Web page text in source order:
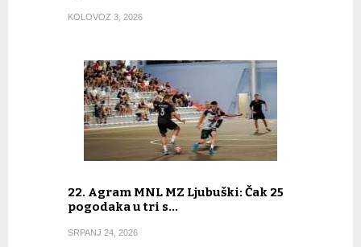
KOLOVOZ 3, 2026
22. Agram MNL MZ Ljubuški: Čak 25
pogodaka u tri s…
SRPANJ 24, 2026